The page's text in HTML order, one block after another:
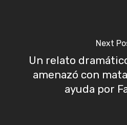
Next
Un relato
amenazó con
ayuda por